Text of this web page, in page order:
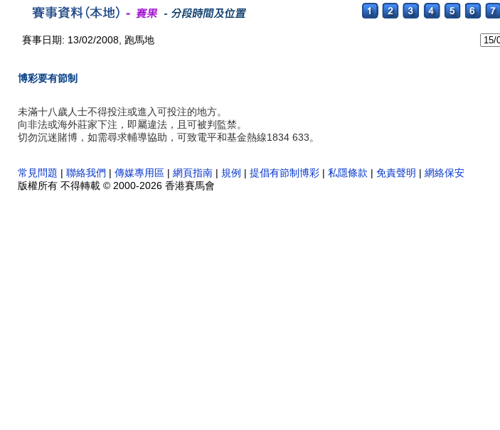
賽事日期: 13/02/2008, 跑馬地
博彩要有節制
未滿十八歲人士不得投注或進入可投注的地方。
向非法或海外莊家下注，即屬違法，且可被判監禁。
切勿沉迷賭博，如需尋求輔導協助，可致電平和基金熱線1834 633。
常見問題 | 聯絡我們 | 傳媒專用區 | 網頁指南 | 規例 | 提倡有節制博彩 | 私隱條款 | 免責聲明 | 網絡保安
版權所有 不得轉載 © 2000-2026 香港賽馬會